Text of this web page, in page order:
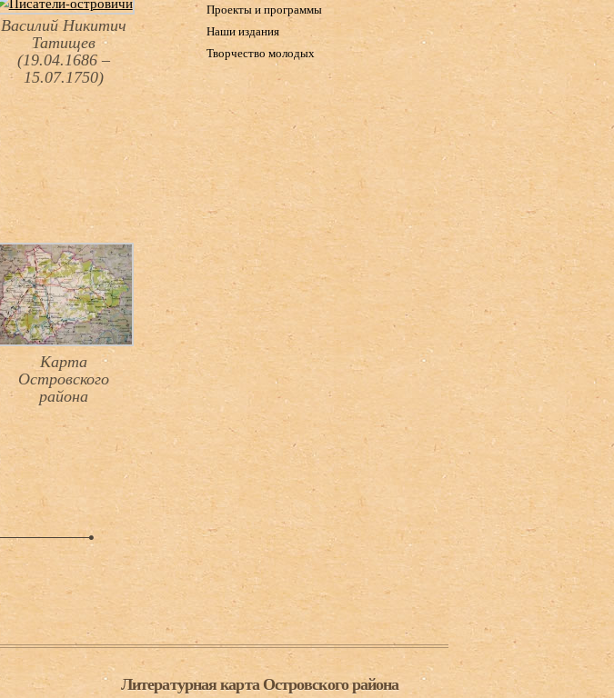
Василий Никитич
Татищев
(19.04.1686 –
15.07.1750)
Карта
Островского
района
Проекты и программы
Наши издания
Творчество молодых
Литературная карта Островского района